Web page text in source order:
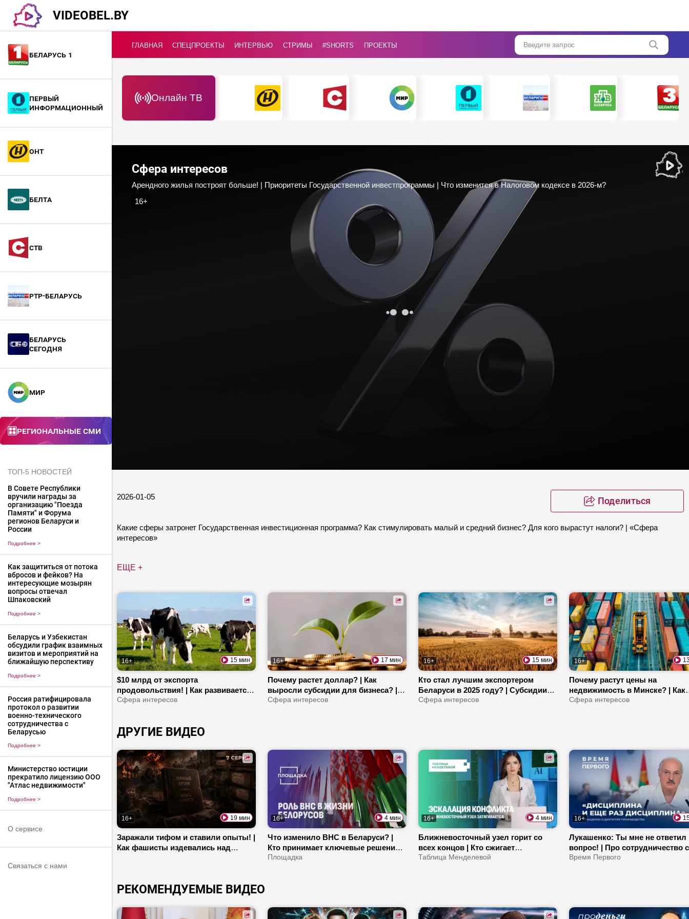
VIDEOBEL.BY
Беларусь 1
Первый
информационный
ОНТ
БелТА
СТВ
РТР-Беларусь
БЕЛАРУСЬ
СЕГОДНЯ
МИР
Региональные СМИ
ТОП-5 НОВОСТЕЙ
В Совете Республики
вручили награды за
организацию "Поезда
Памяти" и Форума
регионов Беларуси и
России
Подробнее >
Как защититься от потока
вбросов и фейков? На
интересующие мозырян
вопросы отвечал
Шпаковский
Подробнее >
Беларусь и Узбекистан
обсудили график взаимных
визитов и мероприятий на
ближайшую перспективу
Подробнее >
Россия ратифицировала
протокол о развитии
военно-технического
сотрудничества с
Беларусью
Подробнее >
Министерство юстиции
прекратило лицензию ООО
"Атлас недвижимости"
Подробнее >
О сервисе
Связаться с нами
ГЛАВНАЯ СПЕЦПРОЕКТЫ ИНТЕРВЬЮ СТРИМЫ #Shorts ПРОЕКТЫ Введите запрос
Онлайн ТВ
Сфера интересов
Арендного жилья построят больше! | Приоритеты Государственной инвестпрограммы | Что изменится в Налоговом кодексе в 2026-м?
16+
2026-01-05 Поделиться
Какие сферы затронет Государственная инвестиционная программа? Как стимулировать малый и средний бизнес? Для кого вырастут налоги? | «Сфера
интересов»
ЕЩЕ +
16+ 15 мин
$10 млрд от экспорта
продовольствия! | Как развивается
рекламный рынок в Беларуси? |
Сфера интересов
16+ 17 мин
Почему растет доллар? | Как
выросли субсидии для бизнеса? |
Льготы для молодых специалистов
Сфера интересов
16+ 15 мин
Кто стал лучшим экспортером
Беларуси в 2025 году? | Субсидии
для бизнеса вырастут с 1 августа! |
Сфера интересов
16+
Почему растут цены на
недвижимость в Минске? | Как
обучают дипломатов? |
Сфера интересов
ДРУГИЕ ВИДЕО
16+ 19 мин
Заражали тифом и ставили опыты! |
Как фашисты издевались над
16+ 4 мин
Что изменило ВНС в Беларуси? |
Кто принимает ключевые решения?
| Как работает белорусская модель
Площадка
16+ 4 мин
Ближневосточный узел горит со
всех концов | Кто сжигает
миллиарды в Ормузском проливе?
Таблица Менделевой
16+
Лукашенко: Ты мне не ответил
вопрос! | Про сотрудничество с
США и подарок от
Время Первого
РЕКОМЕНДУЕМЫЕ ВИДЕО